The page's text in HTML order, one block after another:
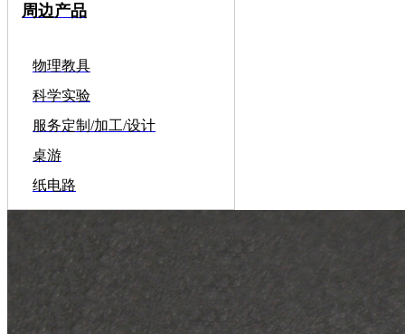
周边产品
物理教具
科学实验
服务定制/加工/设计
桌游
纸电路